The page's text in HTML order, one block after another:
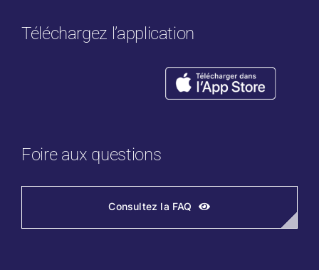
Téléchargez l’application
Foire aux questions
Consultez la FAQ